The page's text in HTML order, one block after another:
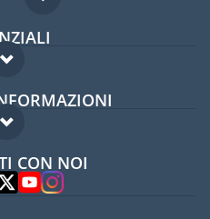
expat
expat
frequenti
CON NOI